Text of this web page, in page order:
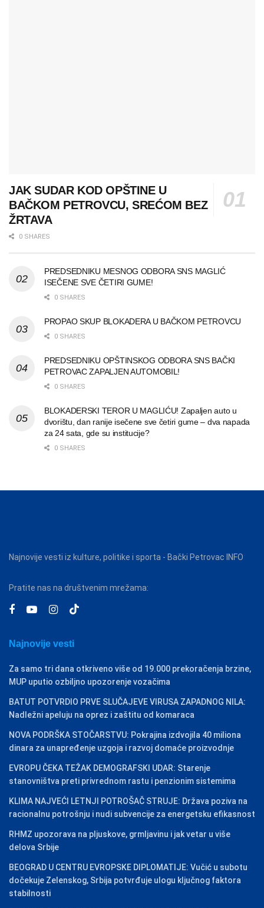
JAK SUDAR KOD OPŠTINE U
BAČKOM PETROVCU, SREĆOM BEZ
ŽRTAVA
0 SHARES
PREDSEDNIKU MESNOG ODBORA SNS MAGLIĆ
ISEČENE SVE ČETIRI GUME!
0 SHARES
PROPAO SKUP BLOKADERA U BAČKOM PETROVCU
0 SHARES
PREDSEDNIKU OPŠTINSKOG ODBORA SNS BAČKI
PETROVAC ZAPALJEN AUTOMOBIL!
0 SHARES
BLOKADERSKI TEROR U MAGLIĆU! Zapaljen auto u
dvorištu, dan ranije isečene sve četiri gume – dva napada
za 24 sata, gde su institucije?
0 SHARES
Najnovije vesti iz kulture, politike i sporta - Bački Petrovac INFO
Pratite nas na društvenim mrežama:
Najnovije vesti
Za samo tri dana otkriveno više od 19.000 prekoračenja brzine,
MUP uputio ozbiljno upozorenje vozačima
BATUT POTVRDIO PRVE SLUČAJEVE VIRUSA ZAPADNOG NILA:
Nadležni apeluju na oprez i zaštitu od komaraca
NOVA PODRŠKA STOČARSTVU: Pokrajina izdvojila 40 miliona
dinara za unapređenje uzgoja i razvoj domaće proizvodnje
EVROPU ČEKA TEŽAK DEMOGRAFSKI UDAR: Starenje
stanovništva preti privrednom rastu i penzionim sistemima
KLIMA NAJVEĆI LETNJI POTROŠAČ STRUJE: Država poziva na
racionalnu potrošnju i nudi subvencije za energetsku efikasnost
RHMZ upozorava na pljuskove, grmljavinu i jak vetar u više
delova Srbije
BEOGRAD U CENTRU EVROPSKE DIPLOMATIJE: Vučić u subotu
dočekuje Zelenskog, Srbija potvrđuje ulogu ključnog faktora
stabilnosti